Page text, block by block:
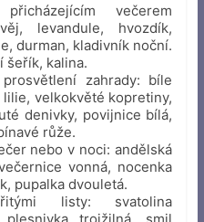
večerem
levandule, hvozdík,
durman, kladivník noční.
šeřík, kalina.
zahrady: bíle
velkokvěté kopretiny,
denivky, povijnice bílá,
růže.
nebo v noci: andělská
vonná, nocenka
pupalka dvouletá.
listy: svatolina